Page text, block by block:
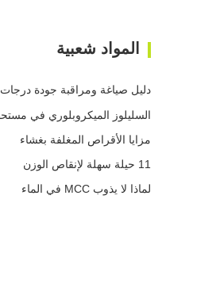
المواد شعبية
دليل صياغة ومراقبة جودة درجات MCC
مزايا الأقراص المغلفة بغشاء
11 حيلة سهلة لإنقاص الوزن
لماذا لا يذوب MCC في الماء